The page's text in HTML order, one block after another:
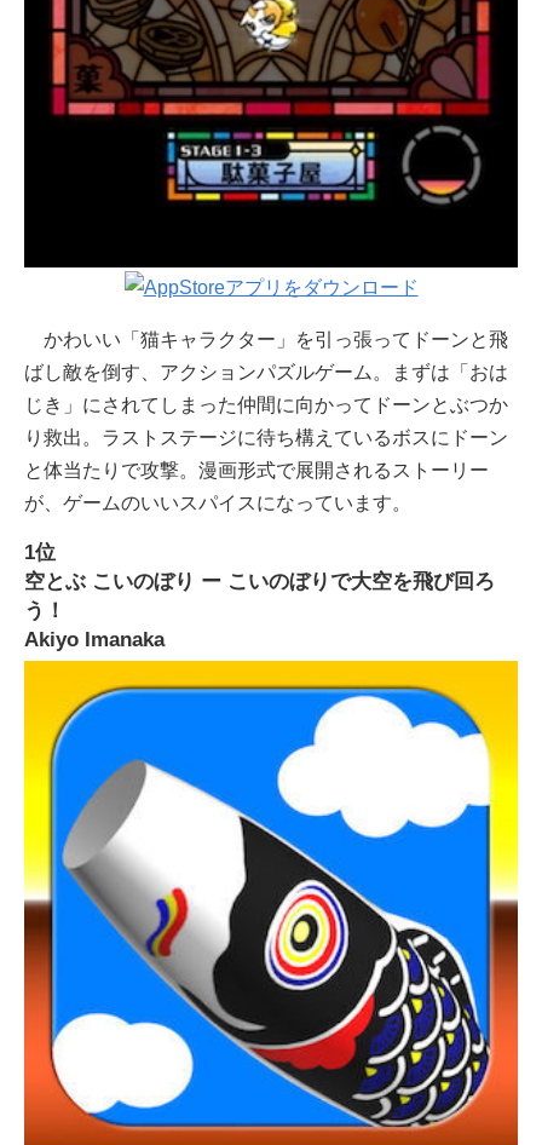
かわいい「猫キャラクター」を引っ張ってドーンと飛
ばし敵を倒す、アクションパズルゲーム。まずは「おは
じき」にされてしまった仲間に向かってドーンとぶつか
り救出。ラストステージに待ち構えているボスにドーン
と体当たりで攻撃。漫画形式で展開されるストーリー
が、ゲームのいいスパイスになっています。
1位
空とぶ こいのぼり ー こいのぼりで大空を飛び回ろ
う！
Akiyo Imanaka